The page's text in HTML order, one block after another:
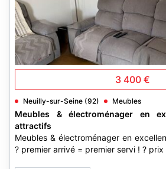
3 400 €
Neuilly-sur-Seine (92) Meubles
Meubles & électroménager en
attractifs
Meubles & électroménager en
? premier arrivé = premier servi ! ?